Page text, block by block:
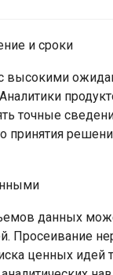
и сроки
с высокими
точные
принятия
данных
Просеивание
ценных идей